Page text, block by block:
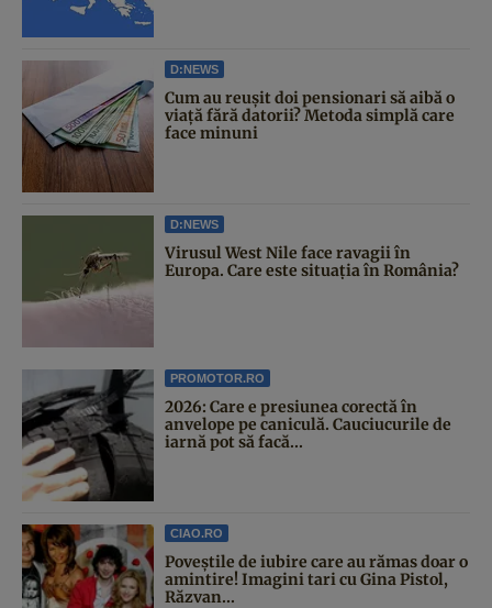
D:NEWS
Cum au reușit doi pensionari să aibă o
viață fără datorii? Metoda simplă care
face minuni
D:NEWS
Virusul West Nile face ravagii în
Europa. Care este situația în România?
PROMOTOR.RO
2026: Care e presiunea corectă în
anvelope pe caniculă. Cauciucurile de
iarnă pot să facă...
CIAO.RO
Poveştile de iubire care au rămas doar o
amintire! Imagini tari cu Gina Pistol,
Răzvan...